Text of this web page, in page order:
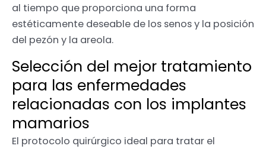
al tiempo que proporciona una forma
estéticamente deseable de los senos y la posición
del pezón y la areola.
Selección del mejor tratamiento
para las enfermedades
relacionadas con los implantes
mamarios
El protocolo quirúrgico ideal para tratar el